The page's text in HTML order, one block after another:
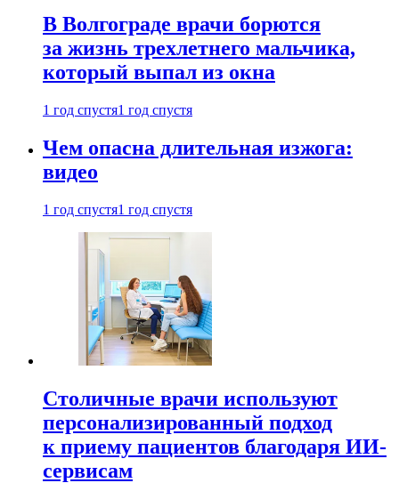
В Волгограде врачи борются
за жизнь трехлетнего мальчика,
который выпал из окна
1 год спустя1 год спустя
Чем опасна длительная изжога:
видео
1 год спустя1 год спустя
Столичные врачи используют
персонализированный подход
к приему пациентов благодаря ИИ-
сервисам